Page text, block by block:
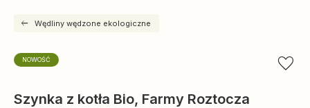
Wędliny wędzone ekologiczne
NOWOŚĆ
Szynka z kotła Bio, Farmy Roztocza